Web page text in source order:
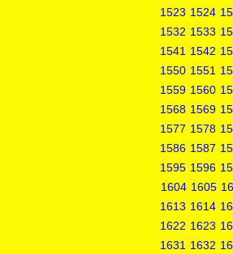
1523 1524
1532 1533
1541 1542
1550 1551
1559 1560
1568 1569
1577 1578
1586 1587
1595 1596
1604 1605
1613 1614
1622 1623
1631 1632